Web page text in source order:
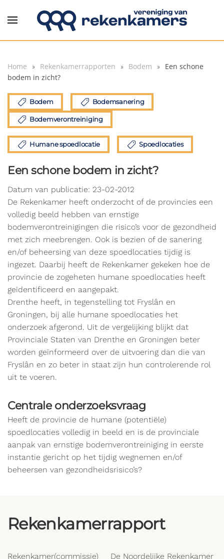
Overslaan en naar de inhoud gaan
Home Rekenkamerrapporten Bodem
Een schone
bodem in zicht?
Bodem Bodemsanering
Bodemverontreiniging
Humane spoedlocatie Spoedlocaties
Een schone bodem in zicht?
Datum van publicatie: 23-02-2012
De Rekenkamer heeft onderzocht of de provincies een
volledig beeld hebben van ernstige
bodemverontreinigingen die risico’s voor de gezondheid
met zich meebrengen. Ook is bezien of de sanering
en/of beheersing van deze spoedlocaties tijdig is
ingezet. Daarbij heeft de Rekenkamer gekeken hoe de
provincie de zogeheten humane spoedlocaties heeft
geïdentificeerd en aangepakt.
Drenthe heeft, in tegenstelling tot Fryslân en
Groningen, bij alle humane spoedlocaties het
onderzoek afgerond. Uit de vergelijking blijkt dat
Provinciale Staten van Drenthe en Groningen beter
worden geïnformeerd over de uitvoering dan die van
Fryslân en zo beter in staat zijn hun controlerende rol
uit te voeren.
Centrale onderzoeksvraag
Heeft de provincie de humane (potentiële)
spoedlocaties volledig in beeld en is de provinciale
aanpak van ernstige bodemverontreiniging in eerste
instantie gericht op het tijdig wegnemen en/of
beheersen van gezondheidsrisico’s?
Rekenkamerrapport
Rekenkamer(commissie)
De Noordelijke Rekenkamer